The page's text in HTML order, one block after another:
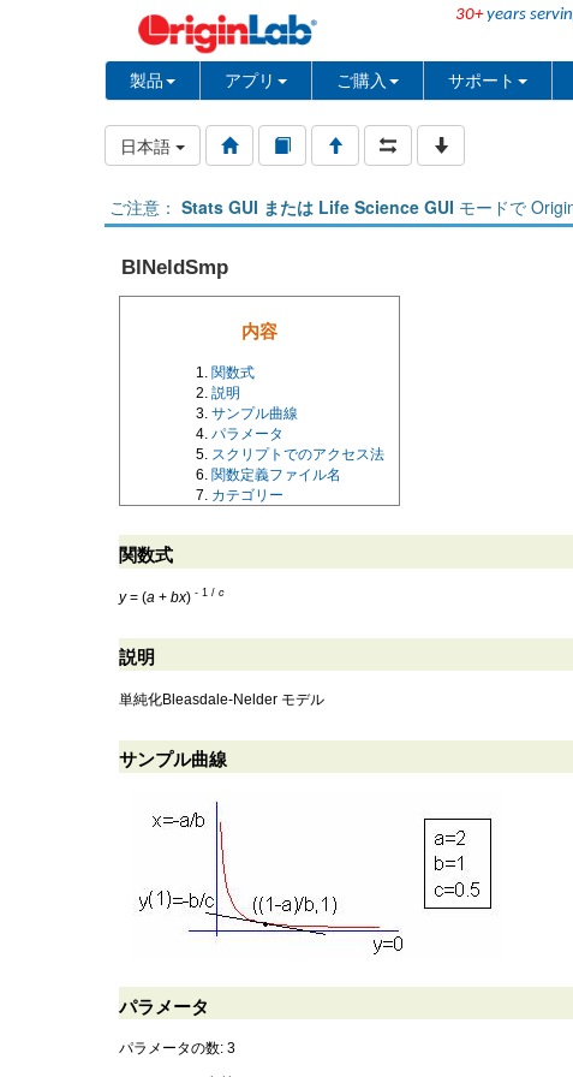
30+years
製品 アプリ ご購入 サポート
日本語
ご注意： Stats GUI または Life Science GUI モードで
BlNeldSmp
内容
関数式
説明
サンプル曲線
パラメータ
スクリプトでのアクセス法
関数定義ファイル名
カテゴリー
関数式
y= (a + bx) - 1 / c
説明
単純化Bleasdale-Nelder モデル
サンプル曲線
パラメータ
パラメータの数: 3